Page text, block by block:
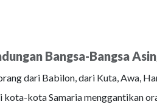
Bangsa-Bangsa
dari Babilon, dari Kuta, Awa,
kota-kota Samaria menggantikan